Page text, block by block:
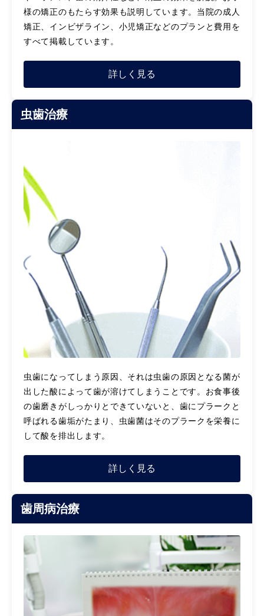
様の矯正のもたらす効果も説明しています。当院の成人
矯正、インビザライン、小児矯正などのプランと費用を
すべて掲載しています。
詳しく見る
虫歯治療
虫歯になってしまう原因、それは虫歯の原因となる菌が
出した酸によって歯が溶けてしまうことです。お食事後
の歯磨きがしっかりとできていないと、歯にプラークと
呼ばれる歯垢がたまり、虫歯菌はそのプラークを栄養に
して酸を排出します。
詳しく見る
歯周病治療